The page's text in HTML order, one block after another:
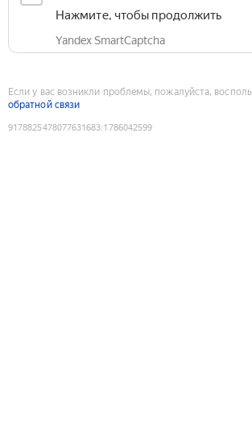
Нажмите, чтобы продолжить
Yandex SmartCaptcha
Если у вас возникли проблемы, пожалуйста,
обратной связи
9178825478077631683:1786042599